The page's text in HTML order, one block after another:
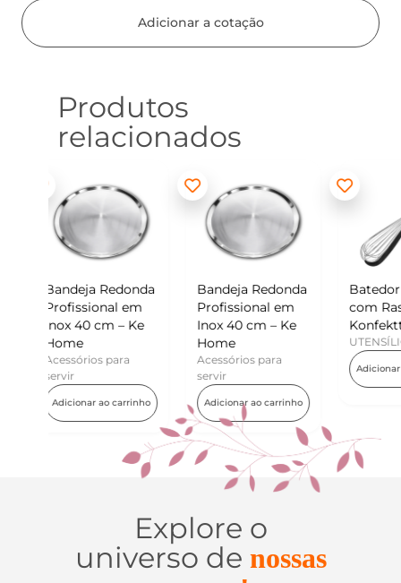
Adicionar a cotação
Produtos
relacionados
Bandeja Redonda
Profissional em
Inox 40 cm – Ke
Home
Acessórios para
Adicionar ao carrinho
Batedor de Ovos
com Raspador –
Konfektt
UTENSÍLIOS
Adicionar ao carrinho
Explore o
universo de nossas